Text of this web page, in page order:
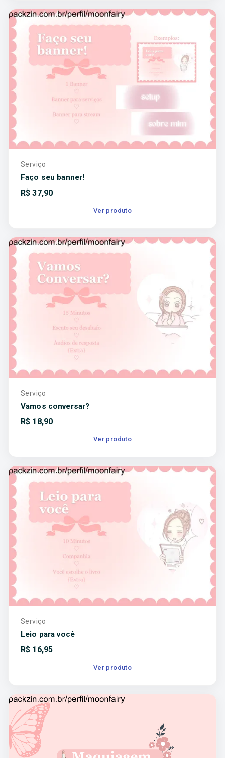
Serviço
Faço seu banner!
R$37,90
Ver produto
Serviço
Vamos conversar?
R$ 18,90
Ver produto
Serviço
Leio para você
R$ 16,95
Ver produto